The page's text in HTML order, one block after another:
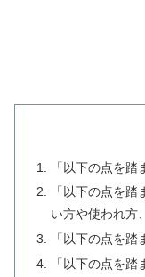
「以下の点を踏
「以下の点を
い方や使われ方
「以下の点を
「以下の点を踏